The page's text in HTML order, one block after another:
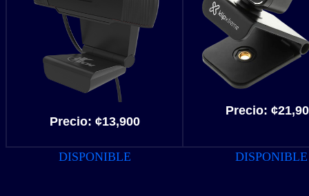
Precio: ¢13,900
Precio:
DISPONIBLE DISPONIBLE